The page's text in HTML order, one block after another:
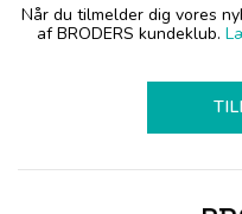
Når du tilmelder dig vores
af BRODERS kundeklub.